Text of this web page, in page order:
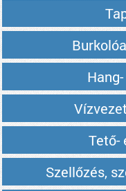
Tető-
Szellőzés,